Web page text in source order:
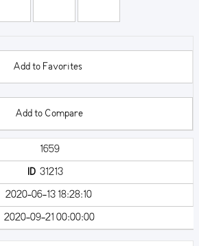
Add to Favorites
Add to Compare
1659
ID31213
2020-06-13 18:28:10
2020-09-21 00:00:00